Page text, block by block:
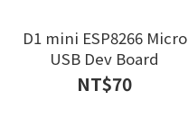
D1 mini ESP8266 Micro
USB Dev Board
NT$70